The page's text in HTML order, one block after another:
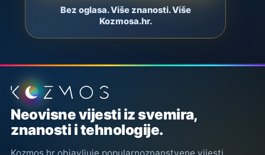
Bez oglasa. Više znanosti. Više
Kozmosa.hr.
Podnožje stranice
Neovisne vijesti iz svemira,
znanosti i tehnologije.